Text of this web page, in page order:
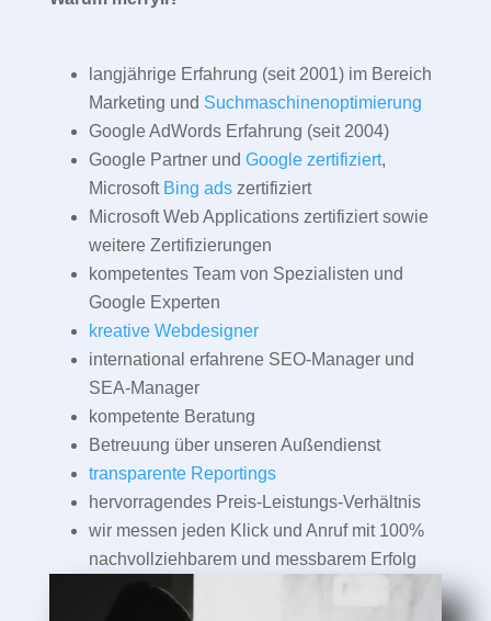
langjährige Erfahrung (seit 2001) im Bereich
Marketing und Suchmaschinenoptimierung
Google AdWords Erfahrung (seit 2004)
Google Partner und Google zertifiziert,
Microsoft Bing adszertifiziert
Microsoft Web Applications zertifiziert sowie
weitere Zertifizierungen
kompetentes Team von Spezialisten und
Google Experten
kreative Webdesigner
international erfahrene SEO-Manager und
SEA-Manager
kompetente Beratung
Betreuung über unseren Außendienst
transparente Reportings
hervorragendes Preis-Leistungs-Verhältnis
wir messen jeden Klick und Anruf mit 100%
nachvollziehbarem und messbarem Erfolg